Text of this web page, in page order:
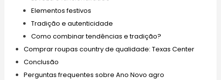
Elementos festivos
Tradição e autenticidade
Como combinar tendências e tradição?
Comprar roupas country de qualidade: Texas Center
Conclusão
Perguntas frequentes sobre Ano Novo agro